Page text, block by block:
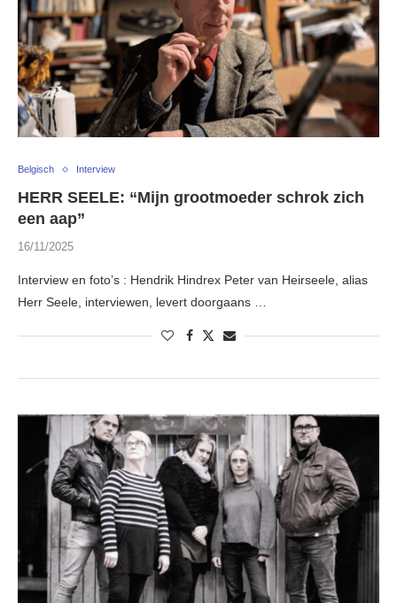
Belgisch Interview
HERR SEELE: “Mijn grootmoeder schrok zich
een aap”
16/11/2025
Interview en foto’s : Hendrik Hindrex Peter van Heirseele, alias
Herr Seele, interviewen, levert doorgaans …